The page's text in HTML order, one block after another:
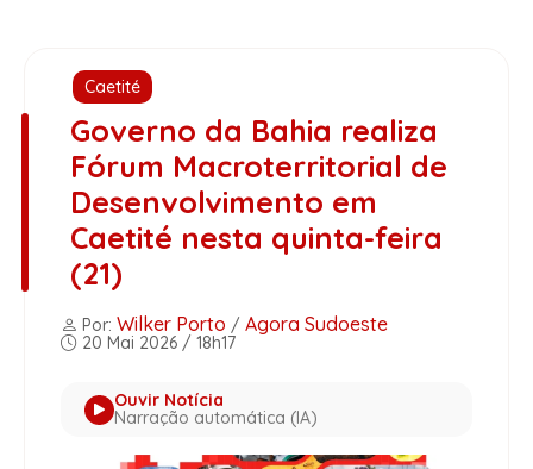
Caetité
Governo da Bahia realiza
Fórum Macroterritorial de
Desenvolvimento em
Caetité nesta quinta-feira
(21)
Por: Wilker Porto / Agora Sudoeste
20 Mai 2026 / 18h17
Ouvir Notícia
Narração automática (IA)